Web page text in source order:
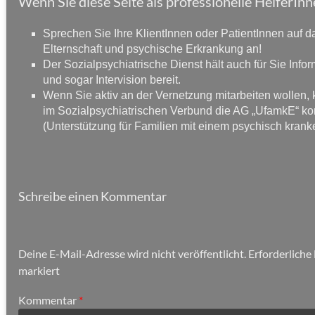
Sprechen Sie Ihre KlientInnen oder PatientInnen auf
Elternschaft und psychische Erkrankung an!
Der Sozialpsychiatrische Dienst hält auch für Sie
und sogar Intervision bereit.
Wenn Sie aktiv an der Vernetzung mitarbeiten wollen,
im Sozialpsychiatrischen Verbund die AG „UfamkE“
(Unterstützung für Familien mit einem psychisch
Schreibe einen Kommentar
Deine E-Mail-Adresse wird nicht veröffentlicht.
markiert
Kommentar *